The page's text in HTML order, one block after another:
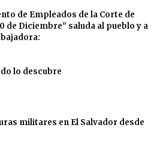
de Empleados de la Corte de
de Diciembre” saluda al pueblo y a
lo descubre
militares en El Salvador desde